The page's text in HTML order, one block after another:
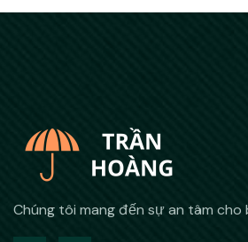
Chúng tôi mang đến sự an tâm cho